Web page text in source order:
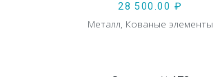
28 500.00 ₽
Металл, Кованые элементы